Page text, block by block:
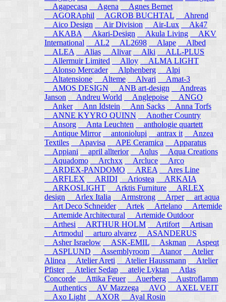
Agapecasa
Agena
Agnes Bernet
AGORAphil
AGROB BUCHTAL
Ahrend
Aico Design
Air Division Air-Lux
Ak47
AKABA
Akari-Design Akula Living
AKV
International
AL2 AL2698 Alape
Albed
ALEA
Alias Alivar Alki
ALL-PLUS
Allermuir Limited
Alloy
ALMA LIGHT
Alonso Mercader
Alphenberg
Alpi
Altatensione
Alteme Alvari
Amat-3
AMOS DESIGN
ANB art-design
Andreas
Janson
Andreu World Anglepoise
ANGO
Anker
Ann Idstein Ann Sacks
Anna Torfs
ANNE KYYRO QUINN
Another Country
Ansorg
Anta Leuchten
anthologie quartett
Antique Mirror
antoniolupi antrax it
Anzea
Textiles
Apavisa APE Ceramica
Apparatus
Appiani
april allterior Aqlus Aqua Creations
Aquadomo
Archxx Arcluce
Arco
ARDEX-PANDOMO
AREA
Ares Line
ARFLEX
ARIDI Ariostea
ARKAIA
ARKOSLIGHT
Arktis Furniture
ARLEX
design
Arlex Italia Armstrong Arper
art aqua
Art Deco Schneider
Artek Artelano
Artemide
Artemide Architectural
Artemide Outdoor
Arthesi
ARTHUR HOLM Artifort
Artisan
Artmodul
arturo alvarez
ASANDERUS
Asher Israelow
ASK-EMIL Askman
Aspeqt
ASPLUND
Assemblyroom Atanor
Atelier
Alinea
Atelier Areti Atelier Haussmann
Atelier
Pfister
Atelier Sedap atelje Lyktan
Atlas
Concorde
Attika Feuer Auerberg
Austroflamm
Authentics
AV Mazzega AVO
AXEL VEIT
Axo Light
AXOR Ayal Rosin